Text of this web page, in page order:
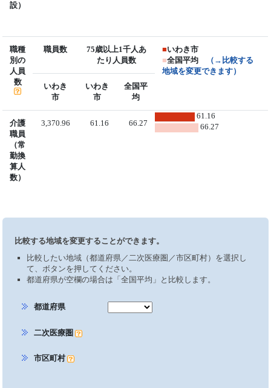
設）
職種
別の
人員
数
職員数
75歳以上1千人あ
たり人員数
■いわき市
■全国平均
（→比較する
地域を変更できます）
いわき
市
いわき
市
全国平
均
介護
職員
（常
勤換
算人
数）
3,370.96 61.16 66.27
61.16
66.27
比較する地域を変更することができます。
比較したい地域（都道府県／二次医療圏／市区町村）を選択し
て、ボタンを押してください。
都道府県が空欄の場合は「全国平均」と比較します。
都道府県
二次医療圏
市区町村